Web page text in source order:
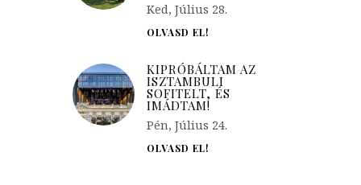
Ked, Július 28.
OLVASD EL!
KIPRÓBÁLTAM AZ
ISZTAMBULI
SOFITELT, ÉS
IMÁDTAM!
Pén, Július 24.
OLVASD EL!